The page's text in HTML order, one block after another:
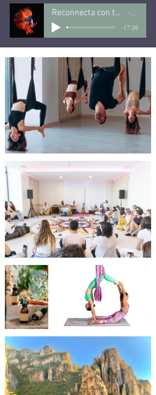
Reconnecta con tu Animal Espiritual Klau
-17:36